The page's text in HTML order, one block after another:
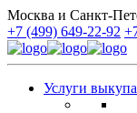
Москва и Санкт-
+7 (499) 649-22-92
Услуги выкупа